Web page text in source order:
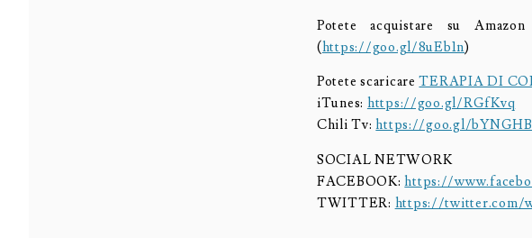
Potete acquistare su Amazon
(https://goo.gl/8uEb1n)
Potete scaricareTERAPIA DI
iTunes: https://goo.gl/RGfKvq
Chili Tv:https://goo.gl/bYNGHB
SOCIAL NETWORK
FACEBOOK:https://
TWITTER: https://twitter.com/